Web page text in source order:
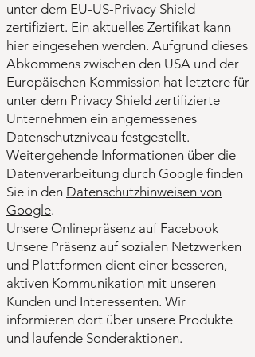
unter dem EU-US-Privacy Shield
zertifiziert. Ein aktuelles Zertifikat kann
hier eingesehen werden. Aufgrund dieses
Abkommens zwischen den USA und der
Europäischen Kommission hat letztere für
unter dem Privacy Shield zertifizierte
Unternehmen ein angemessenes
Datenschutzniveau festgestellt.
Weitergehende Informationen über die
Datenverarbeitung durch Google finden
Sie in den Datenschutzhinweisen von
Google.
Unsere Onlinepräsenz auf Facebook
Unsere Präsenz auf sozialen Netzwerken
und Plattformen dient einer besseren,
aktiven Kommunikation mit unseren
Kunden und Interessenten. Wir
informieren dort über unsere Produkte
und laufende Sonderaktionen.